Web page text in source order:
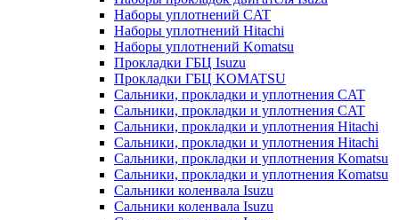
Наборы уплотнений CAT
Наборы уплотнений Hitachi
Наборы уплотнений Komatsu
Прокладки ГБЦ Isuzu
Прокладки ГБЦ KOMATSU
Сальники, прокладки и уплотнения CAT
Сальники, прокладки и уплотнения CAT
Сальники, прокладки и уплотнения Hitachi
Сальники, прокладки и уплотнения Hitachi
Сальники, прокладки и уплотнения Komatsu
Сальники, прокладки и уплотнения Komatsu
Сальники коленвала Isuzu
Сальники коленвала Isuzu